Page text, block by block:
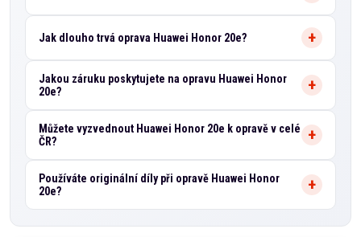
Jak dlouho trvá oprava Huawei Honor 20e?
Jakou záruku poskytujete na opravu Huawei Honor
20e?
Můžete vyzvednout Huawei Honor 20e k opravě v celé
ČR?
Používáte originální díly při opravě Huawei Honor
20e?